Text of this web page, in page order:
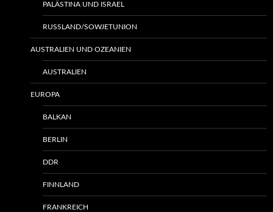
PALÄSTINA UND ISRAEL
RUSSLAND/SOWJETUNION
AUSTRALIEN UND OZEANIEN
AUSTRALIEN
EUROPA
BALKAN
BERLIN
DDR
FINNLAND
FRANKREICH